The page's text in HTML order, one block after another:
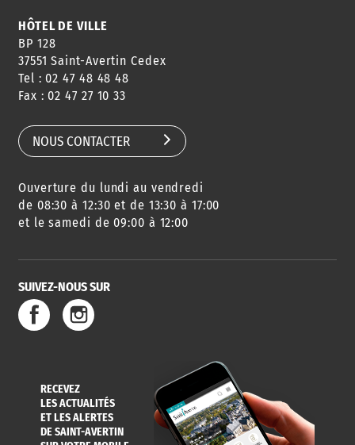
HÔTEL DE VILLE
BP 128
37551 Saint-Avertin Cedex
Tel : 02 47 48 48 48
Fax : 02 47 27 10 33
NOUS CONTACTER
Ouverture du lundi au vendredi
de 08:30 à 12:30 et de 13:30 à 17:00
et le samedi de 09:00 à 12:00
SUIVEZ-NOUS SUR
RECEVEZ
LES ACTUALITÉS
ET LES ALERTES
DE SAINT-AVERTIN